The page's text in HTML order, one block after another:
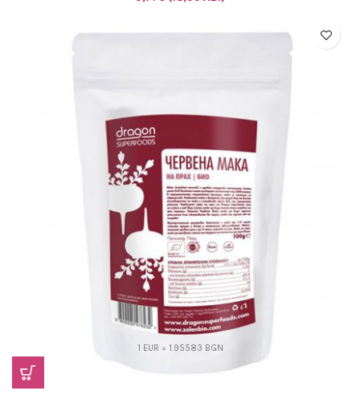
1 EUR = 1.95583 BGN